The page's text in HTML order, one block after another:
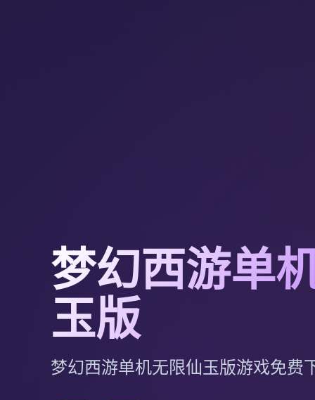
梦幻西游单
玉版
梦幻西游单机无限仙玉版游戏免费